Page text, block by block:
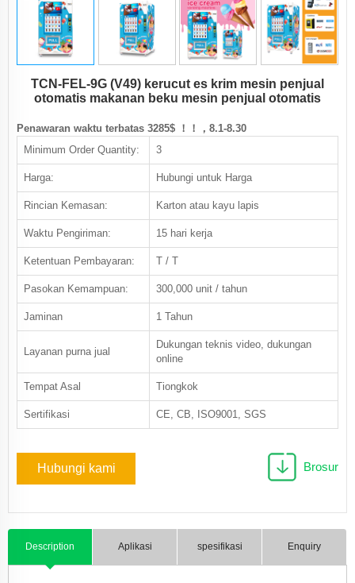
TCN-FEL-9G (V49) kerucut es krim mesin penjual
otomatis makanan beku mesin penjual otomatis
Penawaran waktu terbatas 3285$ ！！，8.1-8.30
Minimum Order Quantity:
3
Harga: Hubungi untuk Harga
Rincian Kemasan: Karton atau kayu lapis
Waktu Pengiriman: 15 hari kerja
Ketentuan Pembayaran: T / T
Pasokan Kemampuan: 300,000 unit / tahun
Jaminan 1 Tahun
Layanan purna jual
Dukungan teknis video, dukungan
online
Tempat Asal Tiongkok
Sertifikasi CE, CB, ISO9001, SGS
Hubungi kami Brosur
Description Aplikasi spesifikasi Enquiry